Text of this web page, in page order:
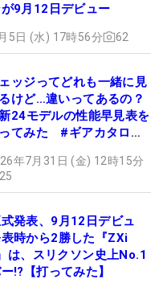
9月12日デビュー
5日 (水) 17時56分 62
ッジってどれも一緒に見
けど…違いってあるの？
24モデルの性能早見表を
てみた #ギアカタログ
年7月31日 (金) 12時15分
25
発表、9月12日デビュ
時から2勝した『ZXi
は、スリクソン史上No.1
!?【打ってみた】